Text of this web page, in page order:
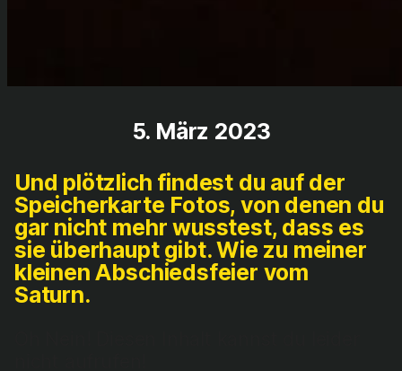
5. März 2023
Und plötzlich findest du auf der
Speicherkarte Fotos, von denen du
gar nicht mehr wusstest, dass es
sie überhaupt gibt. Wie zu meiner
kleinen Abschiedsfeier vom
Saturn.